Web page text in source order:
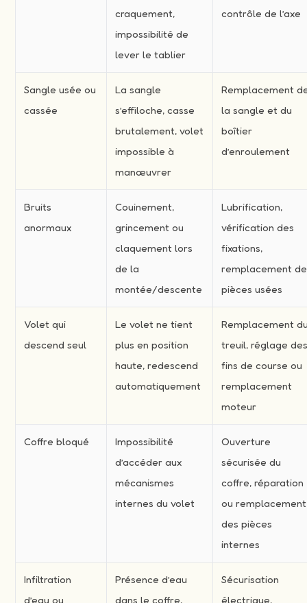
craquement,
impossibilité de
lever le tablier
contrôle de l’axe
Sangle usée ou
cassée
La sangle
s’effiloche, casse
brutalement, volet
impossible à
manœuvrer
Remplacement
la sangle et du
boîtier
d’enroulement
Bruits
anormaux
Couinement,
grincement ou
claquement lors
de la
montée/descente
Lubrification,
vérification des
fixations,
remplacement de
pièces usées
Volet qui
descend seul
Le volet ne tient
plus en position
haute, redescend
automatiquement
Remplacement
treuil, réglage
fins de course ou
remplacement
moteur
Coffre bloqué
Impossibilité
d’accéder aux
mécanismes
internes du volet
Ouverture
sécurisée du
coffre, réparation
ou remplacement
des pièces
internes
Infiltration
d’eau ou
Présence d’eau
dans le coffre,
Sécurisation
électrique,